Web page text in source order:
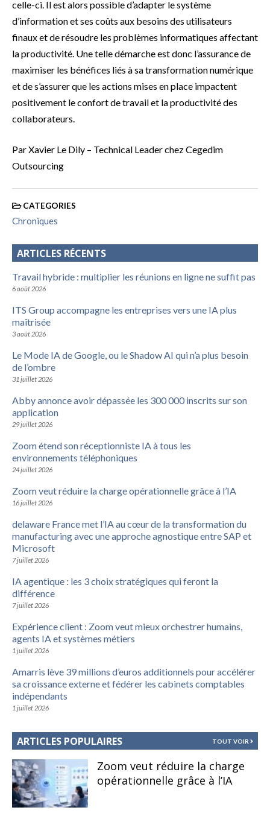
celle-ci. Il est alors possible d’adapter le système
d’information et ses coûts aux besoins des utilisateurs
finaux et de résoudre les problèmes informatiques affectant
la productivité. Une telle démarche est donc l’assurance de
maximiser les bénéfices liés à sa transformation numérique
et de s’assurer que les actions mises en place impactent
positivement le confort de travail et la productivité des
collaborateurs.
Par Xavier Le Dily – Technical Leader chez Cegedim
Outsourcing
CATEGORIES
Chroniques
ARTICLES RÉCENTS
Travail hybride : multiplier les réunions en ligne ne suffit pas
6 août 2026
ITS Group accompagne les entreprises vers une IA plus
maîtrisée
3 août 2026
Le Mode IA de Google, ou le Shadow AI qui n’a plus besoin
de l’ombre
31 juillet 2026
Abby annonce avoir dépassée les 300 000 inscrits sur son
application
29 juillet 2026
Zoom étend son réceptionniste IA à tous les
environnements téléphoniques
24 juillet 2026
Zoom veut réduire la charge opérationnelle grâce à l’IA
16 juillet 2026
delaware France met l’IA au cœur de la transformation du
manufacturing avec une approche agnostique entre SAP et
Microsoft
7 juillet 2026
IA agentique : les 3 choix stratégiques qui feront la
différence
7 juillet 2026
Expérience client : Zoom veut mieux orchestrer humains,
agents IA et systèmes métiers
1 juillet 2026
Amarris lève 39 millions d’euros additionnels pour accélérer
sa croissance externe et fédérer les cabinets comptables
indépendants
1 juillet 2026
ARTICLES POPULAIRES TOUT VOIR
Zoom veut réduire la charge
opérationnelle grâce à l’IA